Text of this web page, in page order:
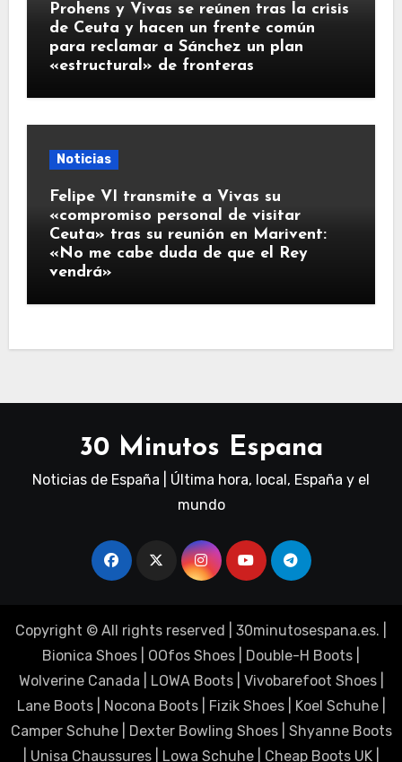
Prohens y Vivas se reúnen tras la crisis
de Ceuta y hacen un frente común
para reclamar a Sánchez un plan
«estructural» de fronteras
Noticias
Felipe VI transmite a Vivas su
«compromiso personal de visitar
Ceuta» tras su reunión en Marivent:
«No me cabe duda de que el Rey
vendrá»
30 Minutos Espana
Noticias de España | Última hora, local, España y el
mundo
Copyright © All rights reserved 30minutosespana.es. |
Bionica Shoes
OOfos Shoes Double-H Boots
Wolverine Canada
LOWA Boots| Vivobarefoot Shoes|
Lane Boots| Nocona Boots| Fizik Shoes| Koel Schuhe|
Camper Schuhe| Dexter Bowling Shoes| Shyanne Boots
Unisa Chaussures| Lowa Schuhe| Cheap Boots UK